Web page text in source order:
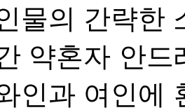
물의 간략한
약혼자 안
인과 여인에